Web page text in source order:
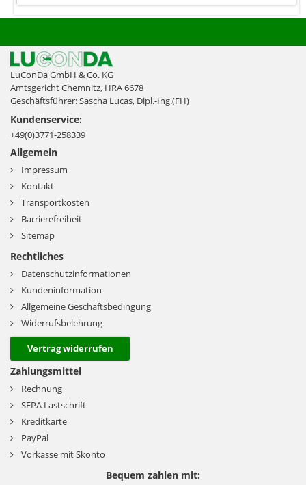
LuConDa GmbH & Co. KG
Amtsgericht Chemnitz, HRA 6678
Geschäftsführer: Sascha Lucas, Dipl.-Ing.(FH)
Kundenservice:
+49(0)3771-258339
Allgemein
Impressum
Kontakt
Transportkosten
Barrierefreiheit
Sitemap
Rechtliches
Datenschutzinformationen
Kundeninformation
Allgemeine Geschäftsbedingung
Widerrufsbelehrung
Vertrag widerrufen
Zahlungsmittel
Rechnung
SEPA Lastschrift
Kreditkarte
PayPal
Vorkasse mit Skonto
Bequem zahlen mit: